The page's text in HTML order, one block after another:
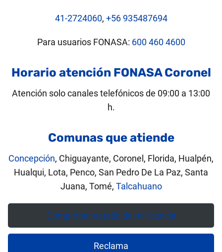
41-2724060, +56 935487694
Para usuarios FONASA: 600 460 4600
Horario atención FONASA Coronel
Atención solo canales telefónicos de 09:00 a 13:00
h.
Comunas que atiende
Concepción, Chiguayante, Coronel, Florida, Hualpén,
Hualqui, Lota, Penco, San Pedro De La Paz, Santa
Juana, Tomé, Talcahuano
Comprobar estado de mi licencia
Reclama